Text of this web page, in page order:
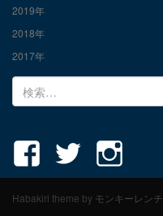
2019年
2018年
2017年
索:
Habakiri theme by モンキーレンチ